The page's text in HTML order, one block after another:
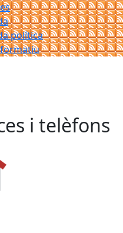
política
i telèfons